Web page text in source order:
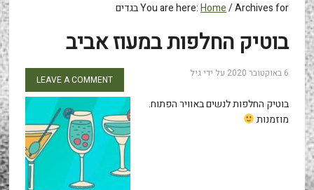
You are here:Home/Archives for בגדים
בוטיק החלפות במעוז אביב
6 באוקטובר 2020 על ידיגיל
LEAVE A COMMENT
בוטיק החלפות לנשים באוויר הפתוח.
מוזמנות